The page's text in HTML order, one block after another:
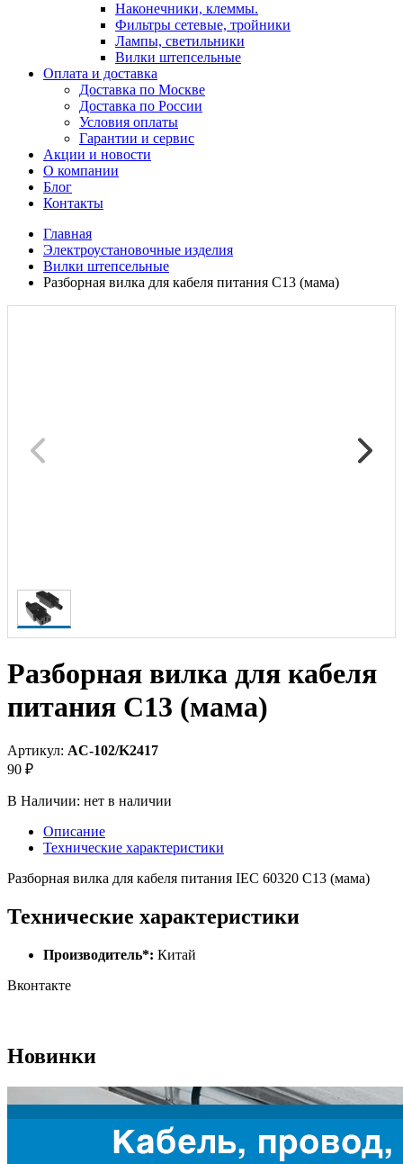
Наконечники, клеммы.
Фильтры сетевые, тройники
Лампы, светильники
Вилки штепсельные
Оплата и доставка
Доставка по Москве
Доставка по России
Условия оплаты
Гарантии и сервис
Акции и новости
О компании
Блог
Контакты
Главная
Электроустановочные изделия
Вилки штепсельные
Разборная вилка для кабеля питания C13 (мама)
Разборная вилка для кабеля
питания C13 (мама)
Артикул: AC-102/K2417
90 ₽
В Наличии: нет в наличии
Описание
Технические характеристики
Разборная вилка для кабеля питания IEC 60320 C13 (мама)
Технические характеристики
Производитель*: Китай
Вконтакте
Новинки